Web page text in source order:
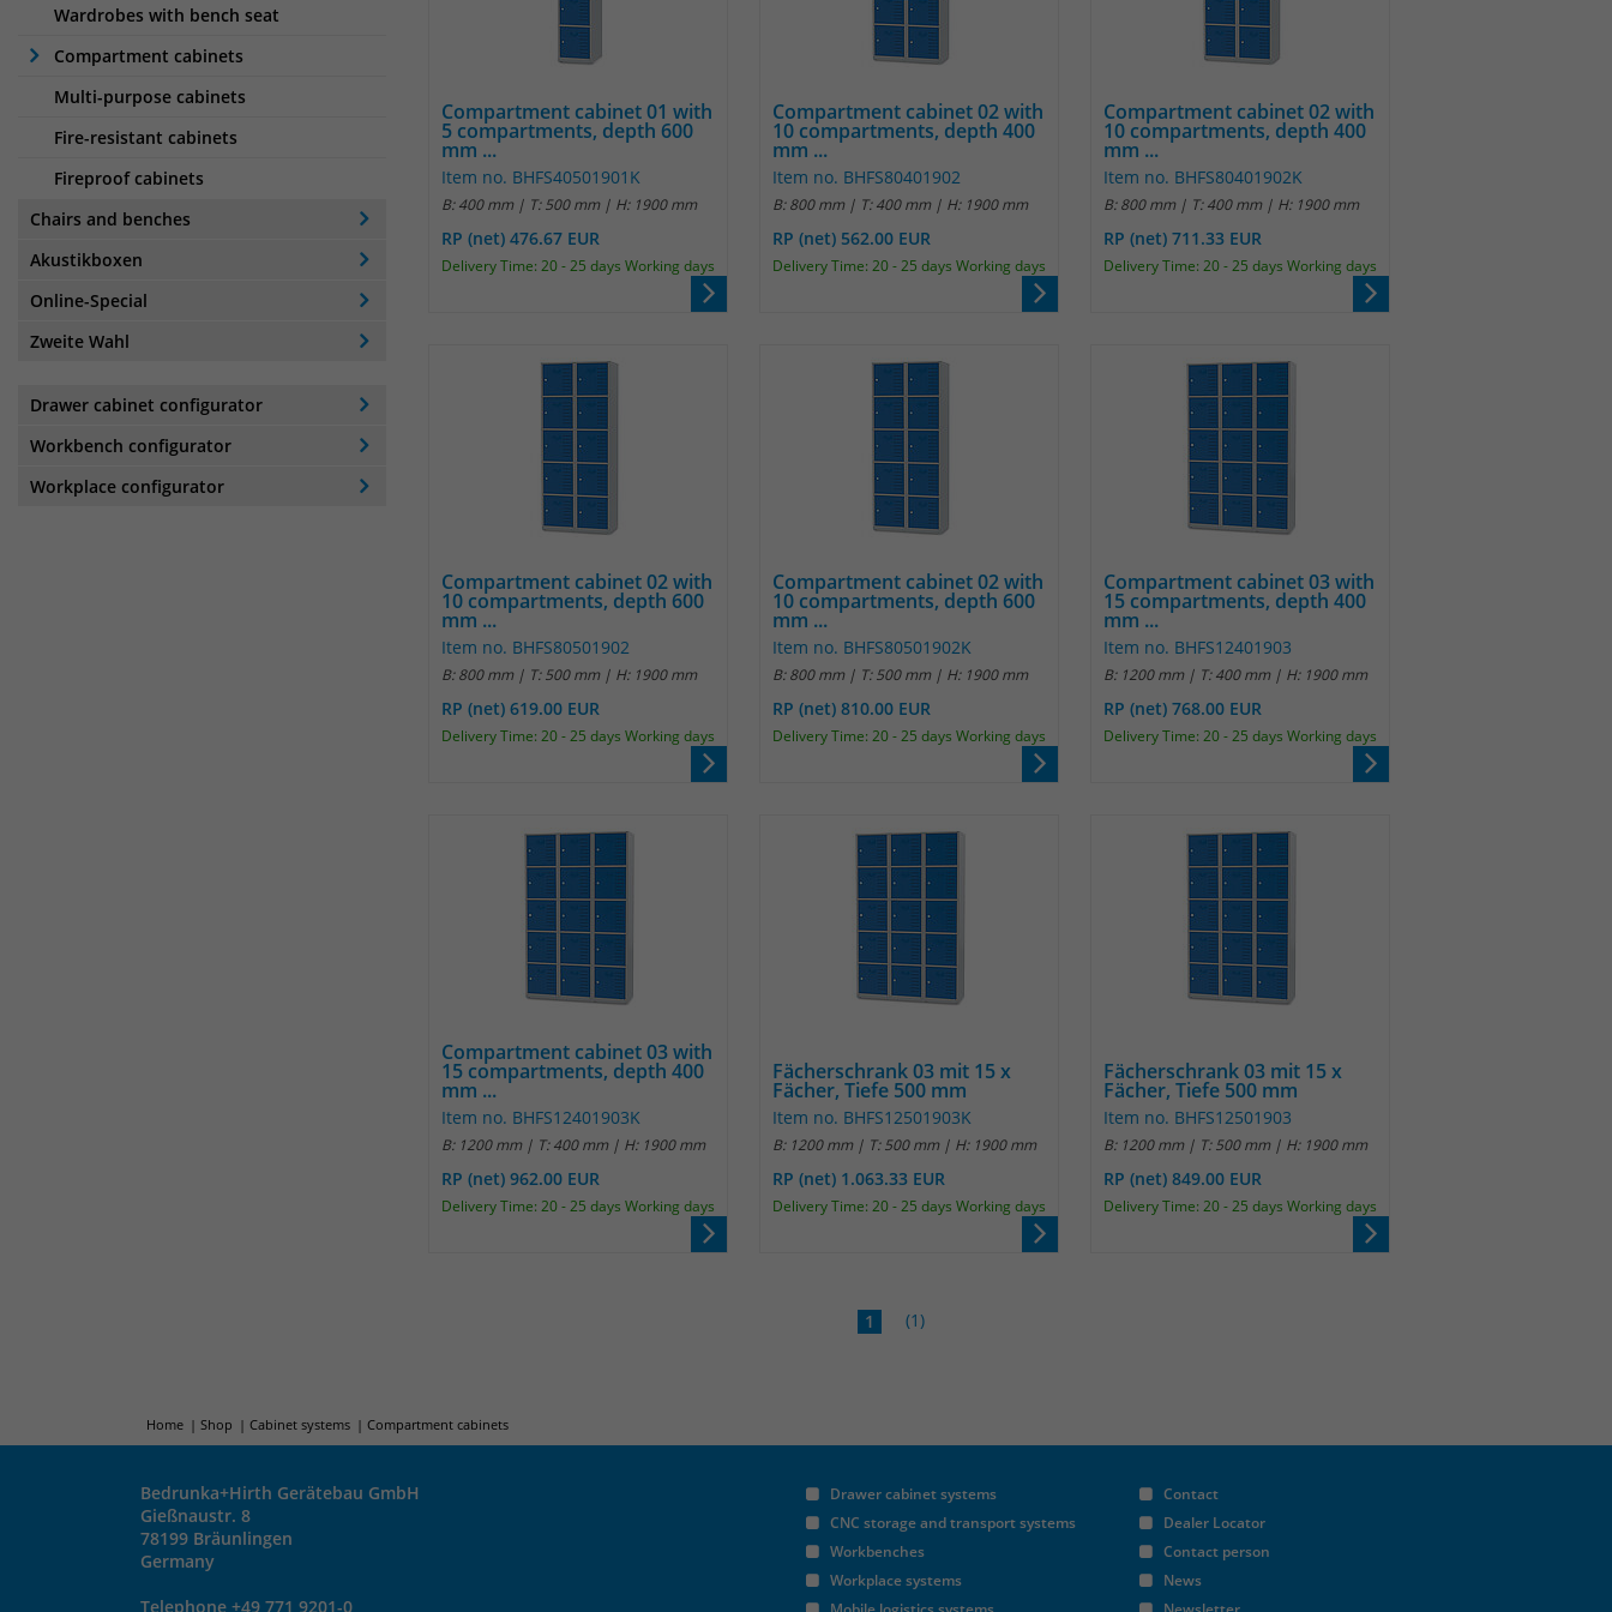
Wardrobes with bench seat
Compartment cabinets
Multi-purpose cabinets
Fire-resistant cabinets
Fireproof cabinets
Chairs and benches
Akustikboxen
Online-Special
Zweite Wahl
Drawer cabinet configurator
Workbench configurator
Workplace configurator
Compartment cabinet 01 with
5 compartments, depth 600
mm ...
Item no. BHFS40501901K
B: 400 mm | T: 500 mm | H: 1900 mm
RP (net) 476.67 EUR
Delivery Time: 20 - 25 days Working days
Compartment cabinet 02 with
10 compartments, depth 400
mm ...
Item no. BHFS80401902
B: 800 mm | T: 400 mm | H: 1900 mm
RP (net) 562.00 EUR
Delivery Time: 20 - 25 days Working days
Compartment cabinet 02 with
10 compartments, depth 400
mm ...
Item no. BHFS80401902K
B: 800 mm | T: 400 mm | H: 1900 mm
RP (net) 711.33 EUR
Delivery Time: 20 - 25 days Working days
Compartment cabinet 02 with
10 compartments, depth 600
mm ...
Item no. BHFS80501902
B: 800 mm | T: 500 mm | H: 1900 mm
RP (net) 619.00 EUR
Delivery Time: 20 - 25 days Working days
Compartment cabinet 02 with
10 compartments, depth 600
mm ...
Item no. BHFS80501902K
B: 800 mm | T: 500 mm | H: 1900 mm
RP (net) 810.00 EUR
Delivery Time: 20 - 25 days Working days
Compartment cabinet 03 with
15 compartments, depth 400
mm ...
Item no. BHFS12401903
B: 1200 mm | T: 400 mm | H: 1900 mm
RP (net) 768.00 EUR
Delivery Time: 20 - 25 days Working days
Compartment cabinet 03 with
15 compartments, depth 400
mm ...
Item no. BHFS12401903K
B: 1200 mm | T: 400 mm | H: 1900 mm
RP (net) 962.00 EUR
Delivery Time: 20 - 25 days Working days
Fächerschrank 03 mit 15 x
Fächer, Tiefe 500 mm
Item no. BHFS12501903K
B: 1200 mm | T: 500 mm | H: 1900 mm
RP (net) 1.063.33 EUR
Delivery Time: 20 - 25 days Working days
Fächerschrank 03 mit 15 x
Fächer, Tiefe 500 mm
Item no. BHFS12501903
B: 1200 mm | T: 500 mm | H: 1900 mm
RP (net) 849.00 EUR
Delivery Time: 20 - 25 days Working days
1 (1)
Home Shop Cabinet systems Compartment cabinets
Bedrunka+Hirth Gerätebau GmbH
Gießnaustr. 8
78199 Bräunlingen
Germany
Telephone +49 771 9201-0
Drawer cabinet systems
CNC storage and transport systems
Workbenches
Workplace systems
Contact
Dealer Locator
Contact person
News
Zweck
Enthält die gewählten Tracking-Optin-
Name
Laufzeit 13 Monate
Das Cookie wird von Matomo installiert. Das
Sitzungs- und Kampagnendaten zu
berechnen und die Nutzung der Website für
den Analysebericht der Website zu verfolgen.
und weisen eine randoly generierte Nummer
zu, um eindeutige Besucher zu identifizieren.
Die Daten werde lokal auf unserem Server
gespeichert und sind damit externen
Unternehmen unzugänglich.
Anbieter Matomo
Laufzeit
Zweck
Das Cookie wird von Matomo instralliert. Das
Cookie wird verwendet, um Besucher-,
Sitzungs- und Kampagnendaten zu
berechnen und die Nutzung der Website für
Die Cookies speichern Informationen anonym
und weisen eine randoly generierte Nummer
zu, um eindeutige Besucher zu identifizieren.
Die Daten werde lokal auf unserem Server
gespeichert und sind damit externen
Unternehmen unzugänglich.
Name _pk_ses
Laufzeit
Das Cookie wird genutzt um temporär
Session Daten zu speichern
Das Cookie wird genutzt um temporär